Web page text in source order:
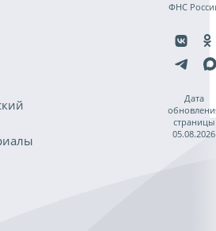
ФНС
Дата
страницы
05.08.2026